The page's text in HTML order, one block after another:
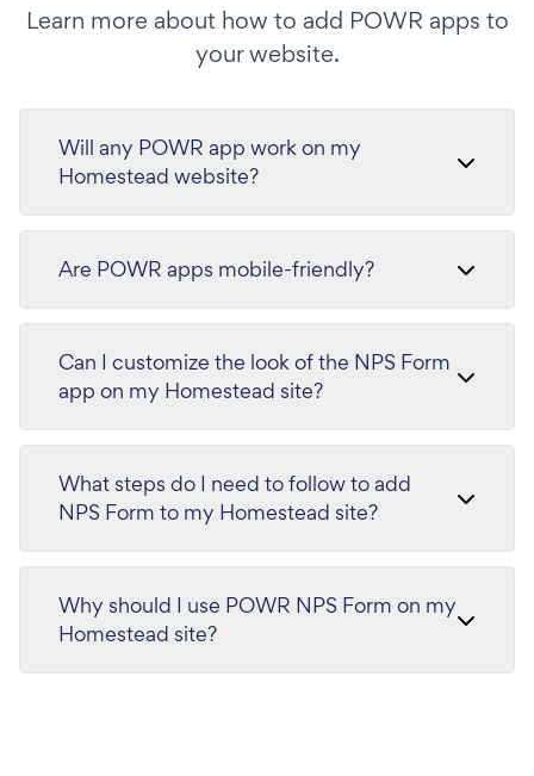
Learn more about how to add POWR apps to
your website.
Will any POWR app work on my
Homestead website?
Are POWR apps mobile-friendly?
Can I customize the look of the NPS Form
app on my Homestead site?
What steps do I need to follow to add
NPS Form to my Homestead site?
Why should I use POWR NPS Form on my
Homestead site?